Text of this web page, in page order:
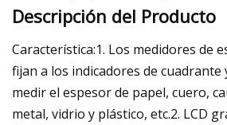
Descripción del Producto
Característica:1. Los medidores de
fijan a los indicadores de cuadrante
medir el espesor de papel, cuero,
metal, vidrio y plástico, etc.2. LCD